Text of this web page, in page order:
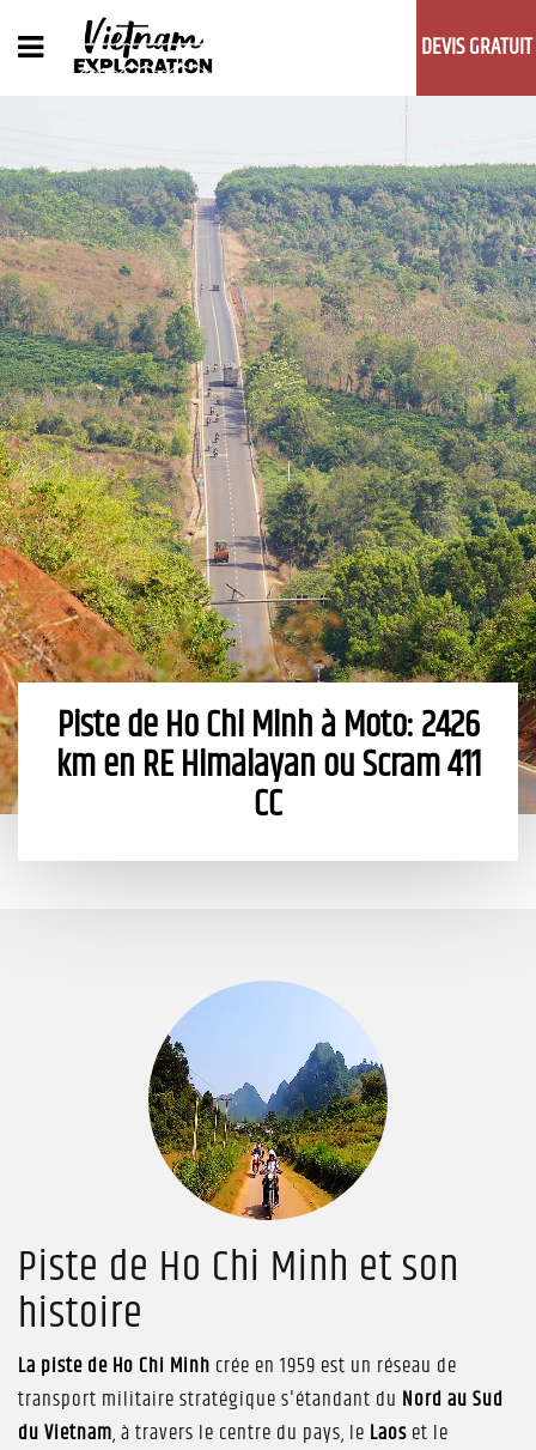
DEVIS GRATUIT
Piste de Ho Chi Minh à Moto: 2426
km en RE Himalayan ou Scram 411
CC
Piste de Ho Chi Minh et son
histoire
La piste de Ho Chi Minh crée en 1959 est un réseau de
transport militaire stratégique s'étandant du Nord au Sud
du Vietnam, à travers le centre du pays, le Laoset le